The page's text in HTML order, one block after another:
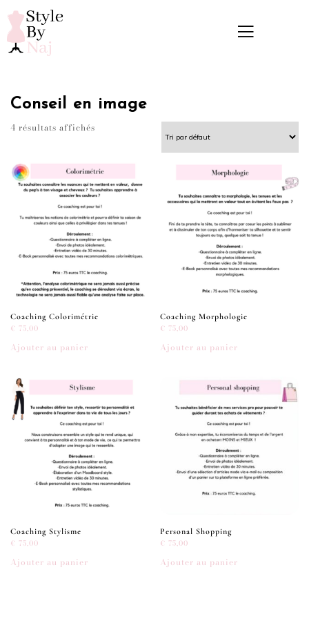
Conseil en image
4 résultats affichés
Coaching Colorimétrie
€ 75,00
Ajouter au panier
Coaching Morphologie
€ 75,00
Ajouter au panier
Coaching Stylisme
€ 75,00
Ajouter au panier
Personal Shopping
€ 75,00
Ajouter au panier